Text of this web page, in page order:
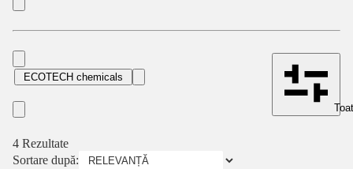
ECOTECH chemicals
4 Rezultate
Sortare după: